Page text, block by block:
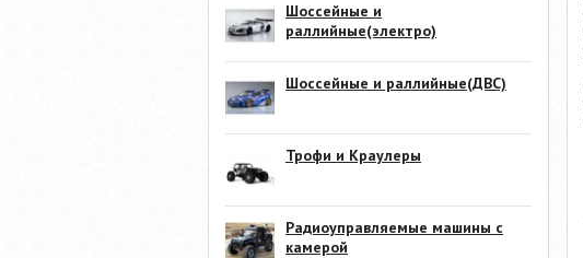
Шоссейные и
раллийные(электро)
Шоссейные и раллийные(ДВС)
Трофи и Краулеры
Радиоуправляемые машины с
камерой